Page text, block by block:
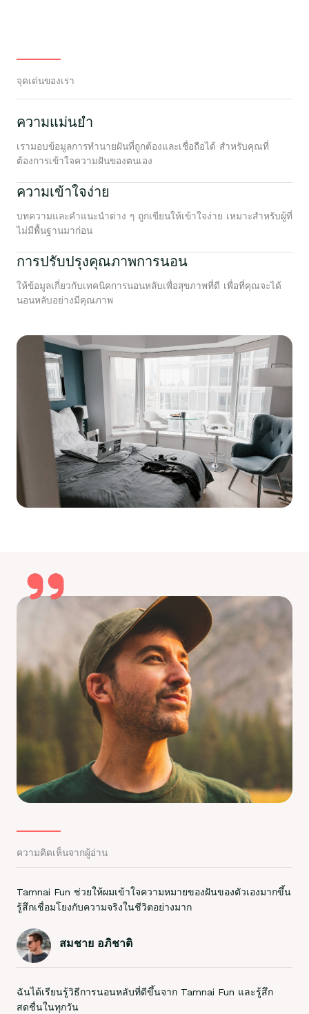
จุดเด่นของเรา
ความแม่นยำ
เรามอบข้อมูลการทำนายฝันที่ถูกต้องและเชื่อถือได้ สำหรับคุณที่
ต้องการเข้าใจความฝันของตนเอง
ความเข้าใจง่าย
บทความและคำแนะนำต่าง ๆ ถูกเขียนให้เข้าใจง่าย เหมาะสำหรับผู้ที่
ไม่มีพื้นฐานมาก่อน
การปรับปรุงคุณภาพการนอน
ให้ข้อมูลเกี่ยวกับเทคนิคการนอนหลับเพื่อสุขภาพที่ดี เพื่อที่คุณจะได้
นอนหลับอย่างมีคุณภาพ
ความคิดเห็นจากผู้อ่าน
Tamnai Fun ช่วยให้ผมเข้าใจความหมายของฝันของตัวเองมากขึ้น
รู้สึกเชื่อมโยงกับความจริงในชีวิตอย่างมาก
สมชาย อภิชาติ
ฉันได้เรียนรู้วิธีการนอนหลับที่ดีขึ้นจาก Tamnai Fun และรู้สึก
สดชื่นในทุกวัน